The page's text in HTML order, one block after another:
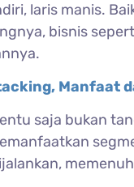
laris manis.
bisnis
Manfaat
saja bukan